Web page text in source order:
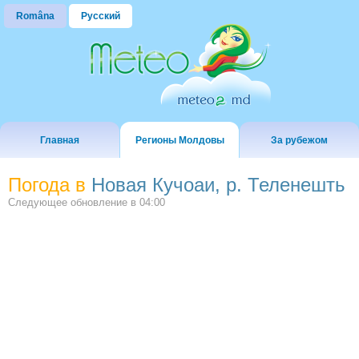
Româna Русский
Главная Регионы Молдовы За рубежом
Погода в Новая Кучоаи, р. Теленешть
Следующее обновление в 04:00